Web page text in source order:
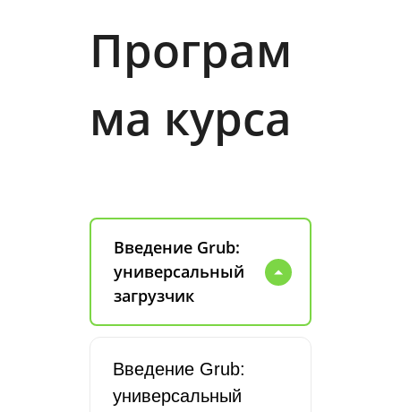
Програм
ма курса
Введение Grub:
универсальный
загрузчик
Введение Grub:
универсальный